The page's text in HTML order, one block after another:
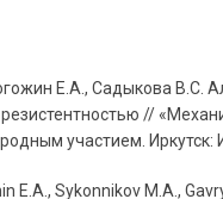
Е.А., Садыкова
//
участием. Иркутск:
E.A., Sykonnikov M.A.,